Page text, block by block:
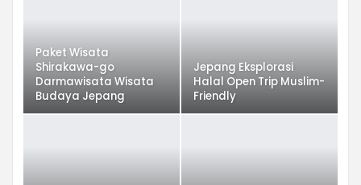
Paket Wisata
Shirakawa-go
Darmawisata Wisata
Budaya Jepang
Jepang Eksplorasi
Halal Open Trip Muslim-
Friendly